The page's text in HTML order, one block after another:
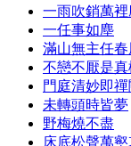
一雨吹銷萬裡
一任事如塵
滿山無主任春
不戀不厭是真
門庭清妙即禪
未轉頭時皆夢
野梅燒不盡
床底松聲萬